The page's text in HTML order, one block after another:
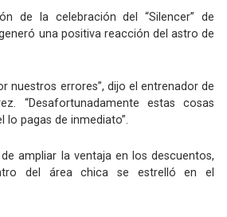
de la celebración del “Silencer” de
una positiva reacción del astro de
nuestros errores”, dijo el entrenador de
“Desafortunadamente estas cosas
lo pagas de inmediato”.
ampliar la ventaja en los descuentos,
del área chica se estrelló en el